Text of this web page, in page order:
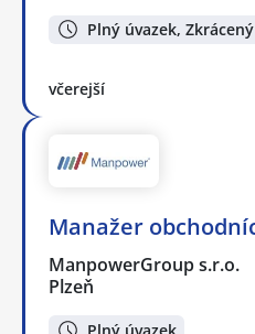
Plný úvazek,
včerejší
Manažer
ManpowerGroup s.r.o.
Plzeň